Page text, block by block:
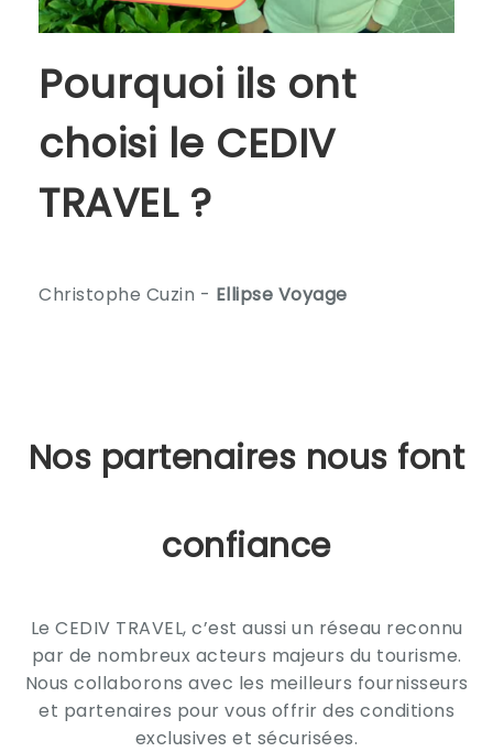
Pourquoi ils ont
choisi le CEDIV
TRAVEL ?
Christophe Cuzin - Ellipse Voyage
Nos partenaires nous font
confiance
Le CEDIV TRAVEL, c’est aussi un réseau reconnu
par de nombreux acteurs majeurs du tourisme.
Nous collaborons avec les meilleurs fournisseurs
et partenaires pour vous offrir des conditions
exclusives et sécurisées.